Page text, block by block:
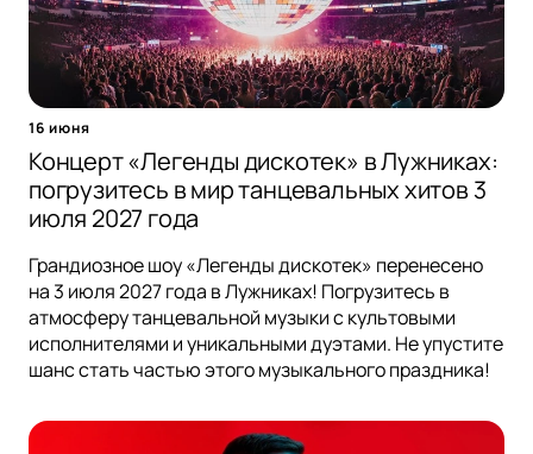
16 июня
Концерт «Легенды дискотек» в Лужниках:
погрузитесь в мир танцевальных хитов 3
июля 2027 года
Грандиозное шоу «Легенды дискотек» перенесено
на 3 июля 2027 года в Лужниках! Погрузитесь в
атмосферу танцевальной музыки с культовыми
исполнителями и уникальными дуэтами. Не упустите
шанс стать частью этого музыкального праздника!